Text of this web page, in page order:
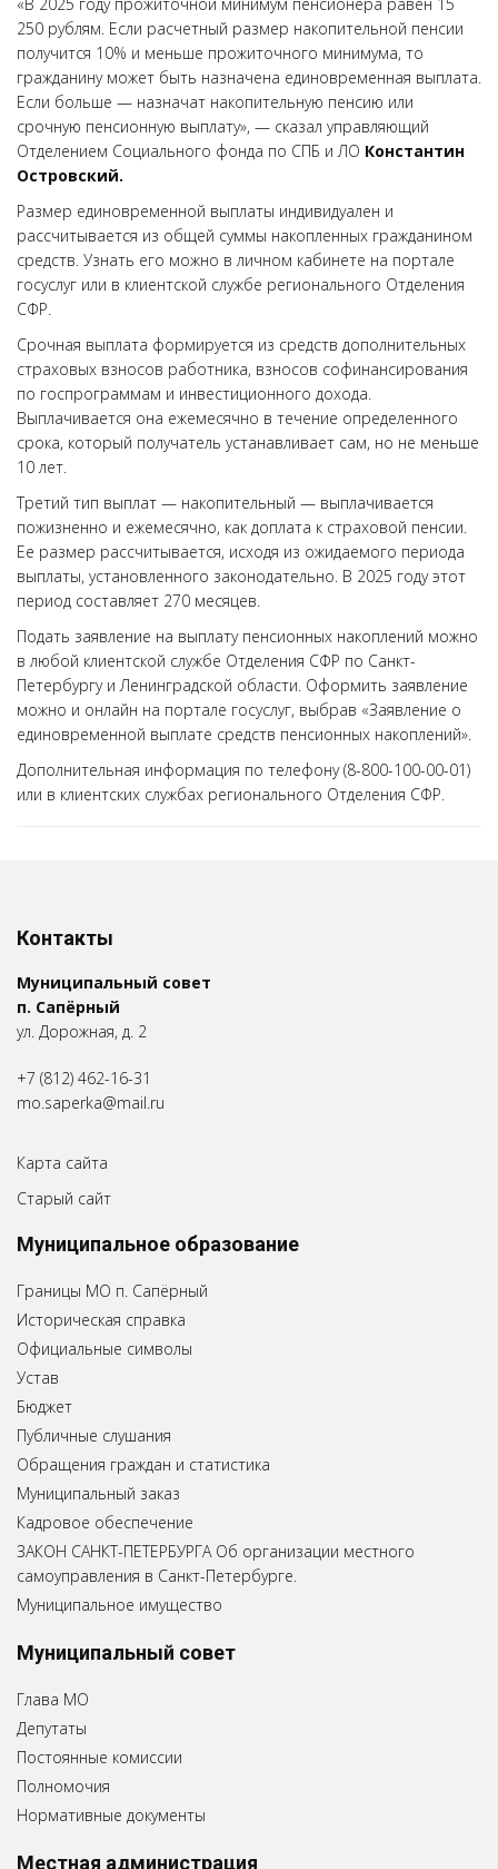
250 рублям. Если расчетный размер накопительной пенсии
получится 10% и меньше прожиточного минимума, то
гражданину может быть назначена единовременная выплата.
Если больше — назначат накопительную пенсию или
срочную пенсионную выплату», — сказал управляющий
Отделением Социального фонда по СПБ и ЛО Константин
Островский.
Размер единовременной выплаты индивидуален и
рассчитывается из общей суммы накопленных гражданином
средств. Узнать его можно в личном кабинете на портале
госуслуг или в клиентской службе регионального Отделения
СФР.
Срочная выплата формируется из средств дополнительных
страховых взносов работника, взносов софинансирования
по госпрограммам и инвестиционного дохода.
Выплачивается она ежемесячно в течение определенного
срока, который получатель устанавливает сам, но не меньше
10 лет.
Третий тип выплат — накопительный — выплачивается
пожизненно и ежемесячно, как доплата к страховой пенсии.
Ее размер рассчитывается, исходя из ожидаемого периода
выплаты, установленного законодательно. В 2025 году этот
период составляет 270 месяцев.
Подать заявление на выплату пенсионных накоплений можно
в любой клиентской службе Отделения СФР по Санкт-
Петербургу и Ленинградской области. Оформить заявление
можно и онлайн на портале госуслуг, выбрав «Заявление о
единовременной выплате средств пенсионных накоплений».
Дополнительная информация по телефону (8-800-100-00-01)
или в клиентских службах регионального Отделения СФР.
Контакты
Муниципальный совет
п. Сапёрный
ул. Дорожная, д. 2
+7 (812) 462-16-31
mo.saperka@mail.ru
Карта сайта
Старый сайт
Муниципальное образование
Границы МО п. Сапёрный
Историческая справка
Официальные символы
Устав
Бюджет
Публичные слушания
Обращения граждан и статистика
Муниципальный заказ
Кадровое обеспечение
ЗАКОН САНКТ-ПЕТЕРБУРГА Об организации местного
самоуправления в Санкт-Петербурге.
Муниципальное имущество
Муниципальный совет
Глава МО
Депутаты
Постоянные комиссии
Полномочия
Нормативные документы
Местная администрация